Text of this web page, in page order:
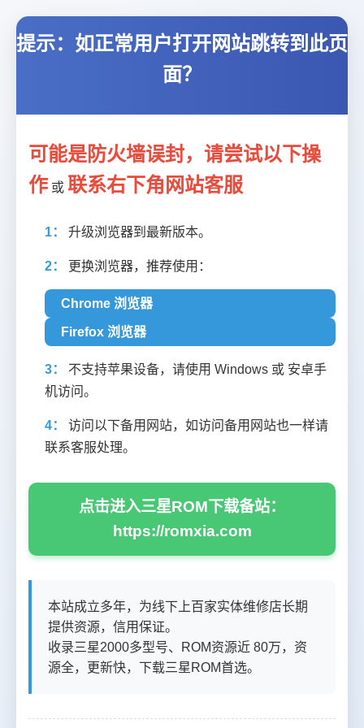
提示：如正常用户打开网站跳转到此页
面？
可能是防火墙误封，请尝试以下操
作 或 联系右下角网站客服
1： 升级浏览器到最新版本。
2： 更换浏览器，推荐使用：
Chrome 浏览器
Firefox 浏览器
3：
不支持苹果设备，请使用 Windows 或 安卓手
机访问。
4：
访问以下备用网站，如访问备用网站也一样请
联系客服处理。
点击进入三星ROM下载备站：
https://romxia.com
本站成立多年，为线下上百家实体维修店长期
提供资源，信用保证。
收录三星2000多型号、ROM资源近 80万，资
源全，更新快，下载三星ROM首选。